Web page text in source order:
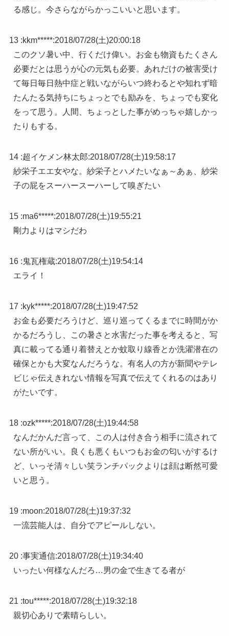
る感じ。今さらながらかっこいいと思います。
13 :kkm*****:2018/07/28(土)20:00:18
このクソ暑い中、行くだけ偉い。お金も物資もたくさん
必要だとは思うが心の元気も必要。あれだけの被害受け
て毎日毎日熱中症と戦いながらいつ終わるとや知れず暗
たんたる気持ちにちょっとでも励みを、ちょっでも変化
をって思う。人間、ちょっとした事がめっちゃ嬉しかっ
たりもする。
14 :超イケメン林太郎:2018/07/28(土)19:58:17
紗栄子エエ女やな。紗栄子とハメたいなぁ～あぁ、紗栄
子の屁をスーハースーハーして嗅ぎたい
15 :ma6*****:2018/07/28(土)19:55:21
剛力よりはマシだわ
16 :鬼瓦権蔵:2018/07/28(土)19:54:14
エライ！
17 :kyk*****:2018/07/28(土)19:47:52
お金も必要だろうけど、巡り巡ってくるまでに時間がか
かるだろうし、この暑さと水害だった事を考えると、写
真に載ってる通り着替えとか蚊取り線香とか洗濯潜在の
確保とかも大変なんだろうな。有名人の方が新聞やテレ
ビじゃ伝えきれない情報を写真で伝えてくれるのはあり
がたいです。
18 :ozk*****:2018/07/28(土)19:44:58
なんだかんだ言って、この人は付き合う相手に流されて
ない所がいい。良くも悪くもいつもお金の匂いがするけ
ど、いっそ清々しい笑ランチパックよりは顔は断然可愛
いと思う。
19 :moon:2018/07/28(土)19:37:32
一流芸能人は、自分でアピールしない。
20 :事実通信:2018/07/28(土)19:34:40
いったい何様なんだろ…男の金で生きてる者が
21 :tou*****:2018/07/28(土)19:32:18
親切心ありで素晴らしい。